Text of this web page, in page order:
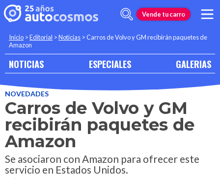
Vende tu carro
Inicio >Editorial >Noticias >Carros de Volvo y GM recibirán paquetes de
Amazon
NOTICIAS ESPECIALES GALERIAS
NOVEDADES
Carros de Volvo y GM
recibirán paquetes de
Amazon
Se asociaron con Amazon para ofrecer este
servicio en Estados Unidos.